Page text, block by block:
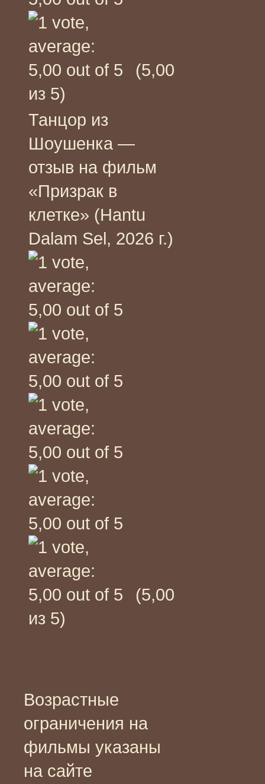
(5,00
из 5)
Танцор из
Шоушенка —
отзыв на фильм
«Призрак в
клетке» (Hantu
Dalam Sel, 2026 г.)
(5,00
из 5)
Возрастные
ограничения на
фильмы указаны
на сайте